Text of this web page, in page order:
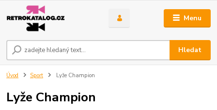
Menu
Hledat
Úvod Sport Lyže Champion
Lyže Champion